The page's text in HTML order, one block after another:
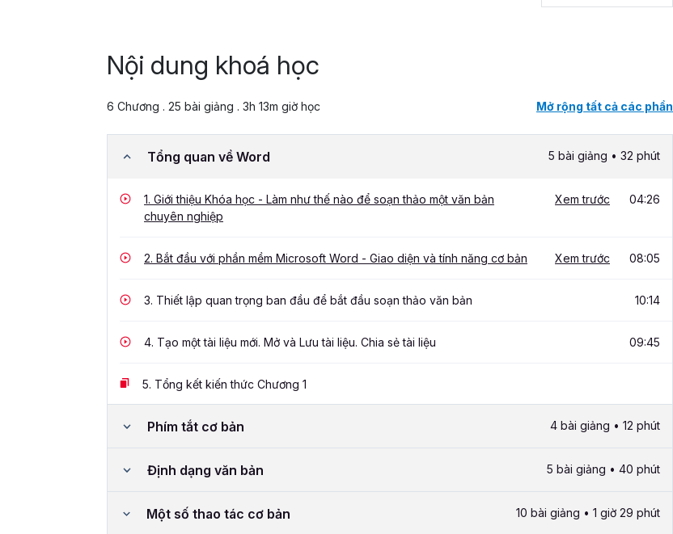
Nội dung khoá học
6 Chương . 25 bài giảng . 3h 13m giờ học Mở rộng tất cả các phần
Tổng quan về Word 5 bài giảng • 32 phút
1. Giới thiệu Khóa học - Làm như thế nào để soạn thảo một văn bản
chuyên nghiệp
Xem trước 04:26
2. Bắt đầu với phần mềm Microsoft Word - Giao diện và tính năng cơ bản Xem trước 08:05
3. Thiết lập quan trọng ban đầu để bắt đầu soạn thảo văn bản 10:14
4. Tạo một tài liệu mới. Mở và Lưu tài liệu. Chia sẻ tài liệu 09:45
5. Tổng kết kiến thức Chương 1
Phím tắt cơ bản 4 bài giảng • 12 phút
Định dạng văn bản 5 bài giảng • 40 phút
Một số thao tác cơ bản 10 bài giảng • 1 giờ 29 phút